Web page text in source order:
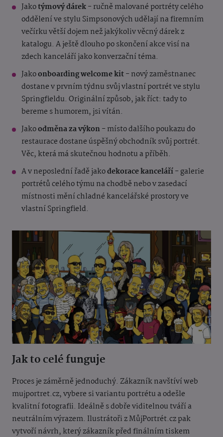
Jakotýmový dárek- ručně malované portréty celého
oddělení ve stylu Simpsonových udělají na firemním
večírku větší dojem než jakýkoliv věcný dárek z
katalogu. A ještě dlouho po skončení akce visí na
zdech kanceláří jako konverzační téma.
Jakoonboarding welcome kit- nový zaměstnanec
dostane v prvním týdnu svůj vlastní portrét ve stylu
Springfieldu. Originální způsob, jak říct: tady to
bereme s humorem, jsi vítán.
Jakoodměna za výkon- místo dalšího poukazu do
restaurace dostane úspěšný obchodník svůj portrét.
Věc, která má skutečnou hodnotu a příběh.
A v neposlední řadě jakodekorace kanceláří- galerie
portrétů celého týmu na chodbě nebo v zasedací
místnosti mění chladné kancelářské prostory ve
vlastní Springfield.
Jak to celé funguje
Proces je záměrně jednoduchý. Zákazník navštíví web
mujportret.cz, vybere si variantu portrétu a odešle
kvalitní fotografii. Ideálně s dobře viditelnou tváří a
neutrálním výrazem. Ilustrátoři z MůjPortrét.cz pak
vytvoří návrh, který zákazník před finálním tiskem